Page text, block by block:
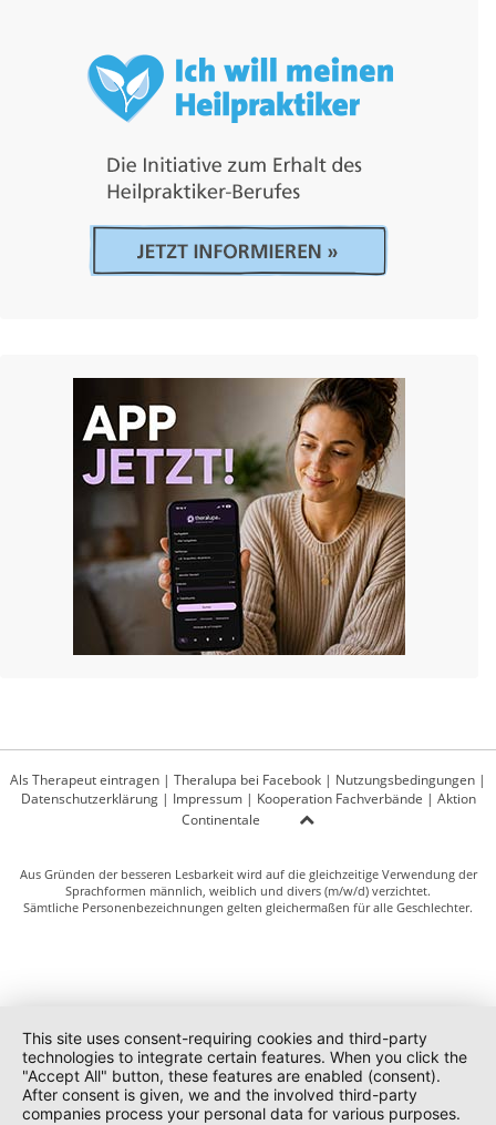
Als Therapeut eintragen | Theralupa bei Facebook | Nutzungsbedingungen |
Datenschutzerklärung| Impressum| Kooperation Fachverbände | Aktion
Continentale
Aus Gründen der besseren Lesbarkeit wird auf die gleichzeitige Verwendung der
Sprachformen männlich, weiblich und divers (m/w/d) verzichtet.
Sämtliche Personenbezeichnungen gelten gleichermaßen für alle Geschlechter.
This site uses consent-requiring cookies and third-party
technologies to integrate certain features. When you click the
"Accept All" button, these features are enabled (consent).
After consent is given, we and the involved third-party
companies process your personal data for various purposes.